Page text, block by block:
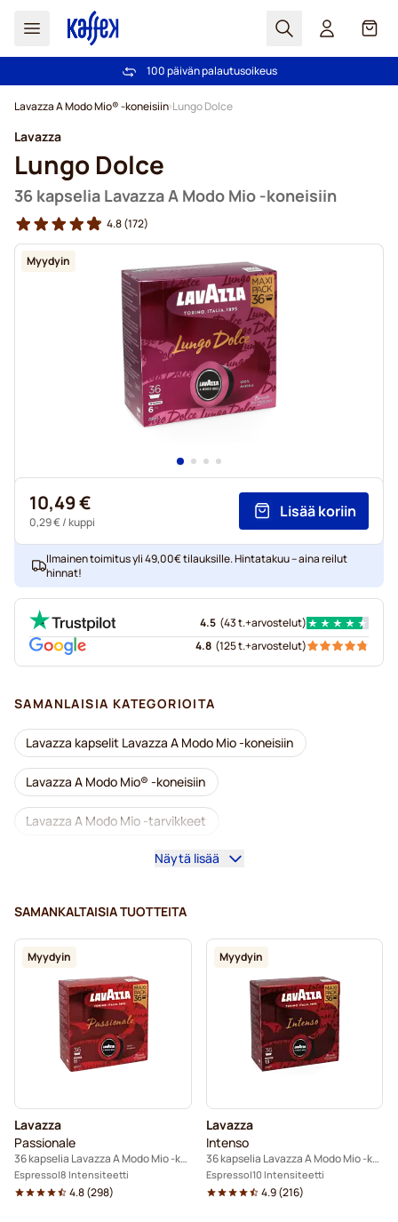
Haku Kori
Ilmainen toimitus yli 49,00€ tilauksille
100 päivän palautusoikeus
Lavazza A Modo Mio® -koneisiin Lungo Dolce
Myydyin
Lavazza
Lungo Dolce
36 kapselia Lavazza A Modo Mio -koneisiin
4.8(172)
10,49 €
0,29 €/ kuppi
Lisää koriin
Ilmainen toimitus yli 49,00€ tilauksille. Hintatakuu – aina reilut
hinnat!
4.5 (43 t.+arvostelut)
4.8 (125 t.+arvostelut)
SAMANLAISIA KATEGORIOITA
Lavazza kapselit Lavazza A Modo Mio -koneisiin
Lavazza A Modo Mio® -koneisiin
Lavazza A Modo Mio -tarvikkeet
Lavazza-kahvikapselit Lavazza A Modo Mio -koneisiin
Kalkinpoisto ja huolto Lavazza A Modo Mio-kahvinkeittimeen
Caffè Borbone Lavazza A Modo Mio -koneisiin
Dolce Vita -kapselit Lavazza A Modo Mio -koneisiin
Gimoka-kapselit Lavazza A Modo Mio -koneisiin
Näytä lisää
SAMANKALTAISIA TUOTTEITA
Myydyin
Lavazza
Passionale
36 kapselia Lavazza A Modo Mio -koneisiin
Espresso 8 Intensiteetti
4.8(298)
Myydyin
Lavazza
Intenso
36 kapselia Lavazza A Modo Mio -koneisiin
Espresso 10 Intensiteetti
4.9(216)